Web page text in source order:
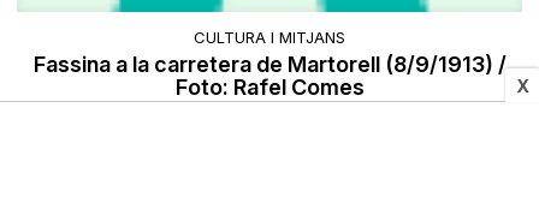
X
CULTURA I MITJANS
Fassina a la carretera de Martorell (8/9/1913) /
Foto: Rafel Comes